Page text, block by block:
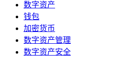
数字资产
钱包
加密货币
数字资产管理
数字资产安全